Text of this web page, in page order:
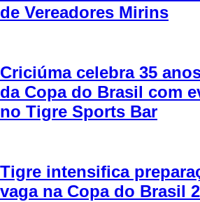
de Vereadores Mirins
Criciúma celebra 35
da Copa do Brasil com
no Tigre Sports Bar
Tigre intensifica
vaga na Copa do Brasil